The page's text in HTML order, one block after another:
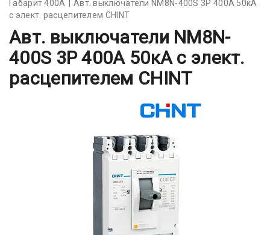
Габарит 400А
Авт. выключатели NM8N-400S 3Р 400А 50кА
с элект. расцепителем CHINT
Авт. выключатели NM8N-
400S 3Р 400А 50кА с элект.
расцепителем CHINT